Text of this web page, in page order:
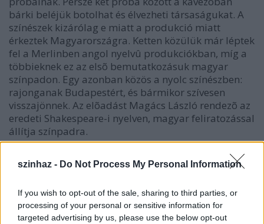
szinhaz - Do Not Process My Personal Information
If you wish to opt-out of the sale, sharing to third parties, or
processing of your personal or sensitive information for
targeted advertising by us, please use the below opt-out
bárki beléjük botolhat és élvezheti társaságukat. A
színészek kizárólag e miatt a produkció miatt
érkeztek Magyarországra. Ketten közülük már léptek
fel a Merlinben angol nyelvû produkciókban, míg a
többieknek ez az elsõ bemutatkozásuk magyar
színpadon. Egy azonban közös a nyolc színészben:
rajonganak Budapestért, és bármikor szívesen
visszajönnek. Az elõadást Magács László rendezõ az
eredeti Shakespeare-i nyelven, magyar feliratozással
állítja színpadra.
William Shakespeare: Hamlet
Bemutató: 2005. február 10. 19:00
19:00
Merlin Nemzetközi Színház